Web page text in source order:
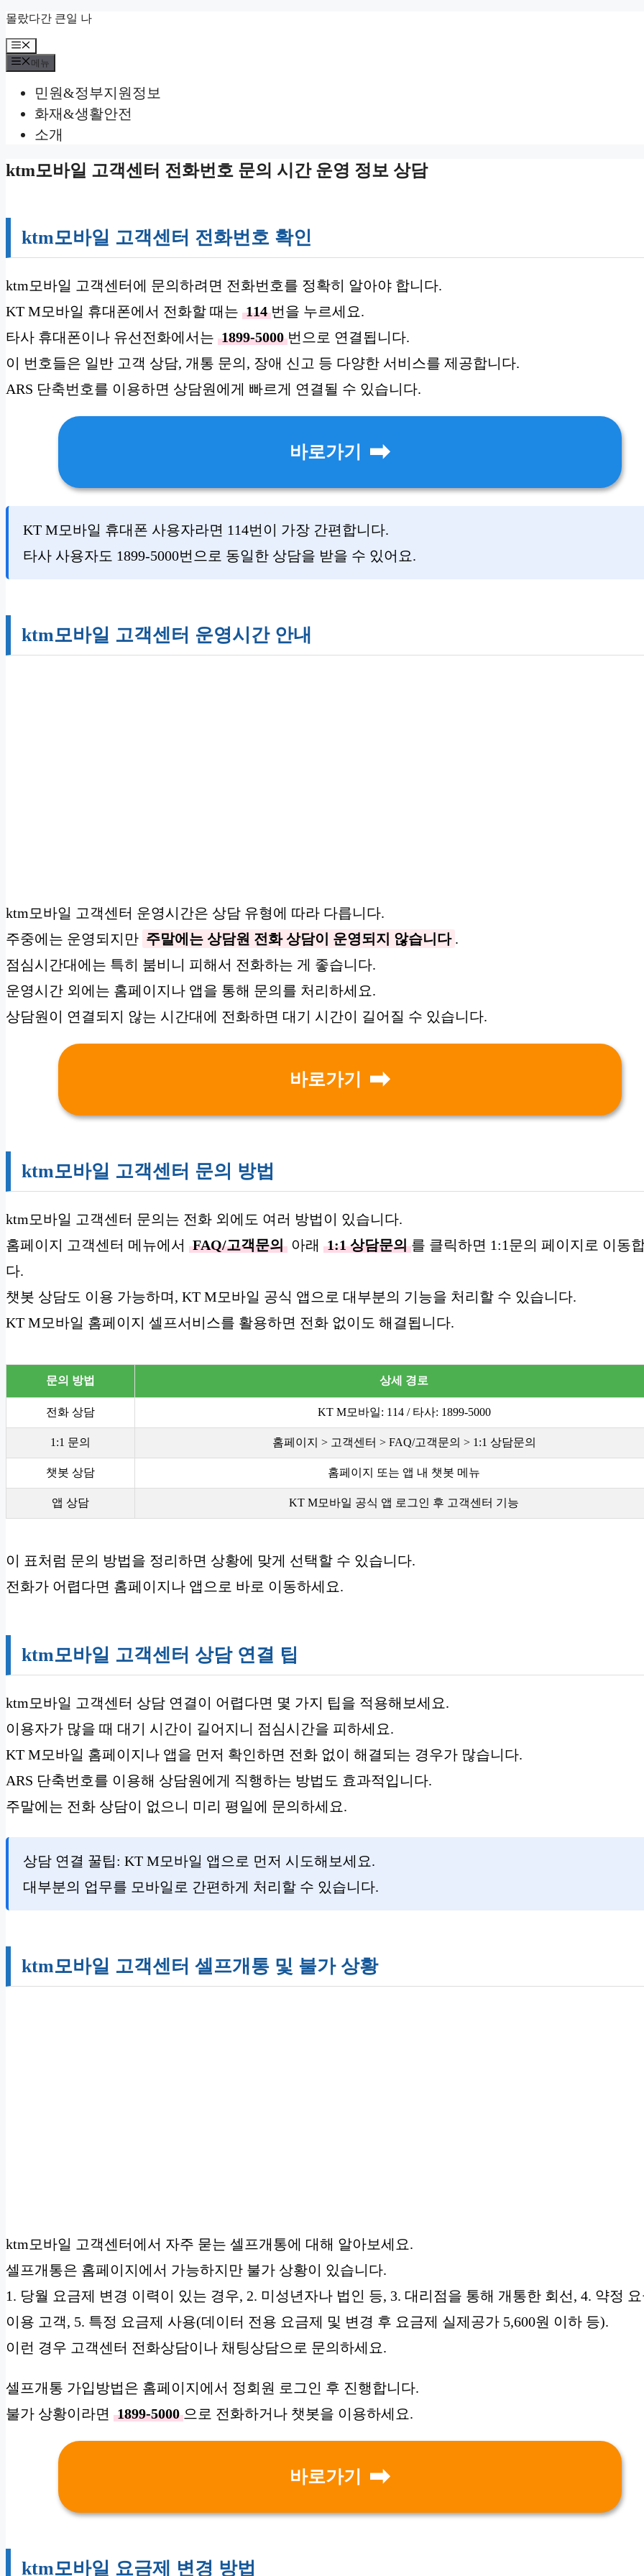
컨
츠
로
몰랐다간 큰일 나
메
뉴
메뉴
민원&정부지원정보
화재&생활안전
소개
ktm모바일 고객센터 전화번호 문의 시간 운영 정보 상담
ktm모바일 고객센터 전화번호 확인
ktm모바일 고객센터에 문의하려면 전화번호를 정확히 알아야 합니다.
KT M모바일 휴대폰에서 전화할 때는 114 번을 누르세요.
타사 휴대폰이나 유선전화에서는 1899-5000 번으로 연결됩니다.
이 번호들은 일반 고객 상담, 개통 문의, 장애 신고 등 다양한 서비스를 제공합니다.
ARS 단축번호를 이용하면 상담원에게 빠르게 연결될 수 있습니다.
바로가기
KT M모바일 휴대폰 사용자라면 114번이 가장 간편합니다.
타사 사용자도 1899-5000번으로 동일한 상담을 받을 수 있어요.
ktm모바일 고객센터 운영시간 안내
ktm모바일 고객센터 운영시간은 상담 유형에 따라 다릅니다.
주중에는 운영되지만 주말에는 상담원 전화 상담이 운영되지 않습니다 .
점심시간대에는 특히 붐비니 피해서 전화하는 게 좋습니다.
운영시간 외에는 홈페이지나 앱을 통해 문의를 처리하세요.
상담원이 연결되지 않는 시간대에 전화하면 대기 시간이 길어질 수 있습니다.
바로가기
ktm모바일 고객센터 문의 방법
ktm모바일 고객센터 문의는 전화 외에도 여러 방법이 있습니다.
홈페이지 고객센터 메뉴에서 FAQ/고객문의 아래 1:1 상담문의 를 클릭하면 1:1문의 페이지로 이동
다.
챗봇 상담도 이용 가능하며, KT M모바일 공식 앱으로 대부분의 기능을 처리할 수 있습니다.
KT M모바일 홈페이지 셀프서비스를 활용하면 전화 없이도 해결됩니다.
문의 방법 상세 경로
전화 상담 KT M모바일: 114 / 타사: 1899-5000
1:1 문의 홈페이지 > 고객센터 > FAQ/고객문의 > 1:1 상담문의
챗봇 상담 홈페이지 또는 앱 내 챗봇 메뉴
앱 상담 KT M모바일 공식 앱 로그인 후 고객센터 기능
이 표처럼 문의 방법을 정리하면 상황에 맞게 선택할 수 있습니다.
전화가 어렵다면 홈페이지나 앱으로 바로 이동하세요.
ktm모바일 고객센터 상담 연결 팁
ktm모바일 고객센터 상담 연결이 어렵다면 몇 가지 팁을 적용해보세요.
이용자가 많을 때 대기 시간이 길어지니 점심시간을 피하세요.
KT M모바일 홈페이지나 앱을 먼저 확인하면 전화 없이 해결되는 경우가 많습니다.
ARS 단축번호를 이용해 상담원에게 직행하는 방법도 효과적입니다.
주말에는 전화 상담이 없으니 미리 평일에 문의하세요.
상담 연결 꿀팁: KT M모바일 앱으로 먼저 시도해보세요.
대부분의 업무를 모바일로 간편하게 처리할 수 있습니다.
ktm모바일 고객센터 셀프개통 및 불가 상황
ktm모바일 고객센터에서 자주 묻는 셀프개통에 대해 알아보세요.
셀프개통은 홈페이지에서 가능하지만 불가 상황이 있습니다.
1. 당월 요금제 변경 이력이 있는 경우, 2. 미성년자나 법인 등, 3. 대리점을 통해 개통한 회선, 4. 약정
이용 고객, 5. 특정 요금제 사용(데이터 전용 요금제 및 변경 후 요금제 실제공가 5,600원 이하 등).
이런 경우 고객센터 전화상담이나 채팅상담으로 문의하세요.
셀프개통 가입방법은 홈페이지에서 정회원 로그인 후 진행합니다.
불가 상황이라면 1899-5000 으로 전화하거나 챗봇을 이용하세요.
바로가기
ktm모바일 요금제 변경 방법